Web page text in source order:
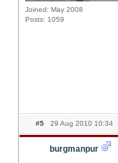
Joined: May 2008
Posts: 1059
#5 29 Aug 2010 10:34
burgmanpur